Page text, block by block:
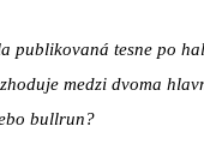
publikovaná tesne po
medzi dvoma
bullrun?